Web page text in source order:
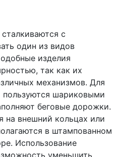
с
один из видов
изделия
так как их
механизмов. Для
пользуются шариковыми
беговые дорожки.
на внешний кольцах или
в штампованном
Использование
уменьшить